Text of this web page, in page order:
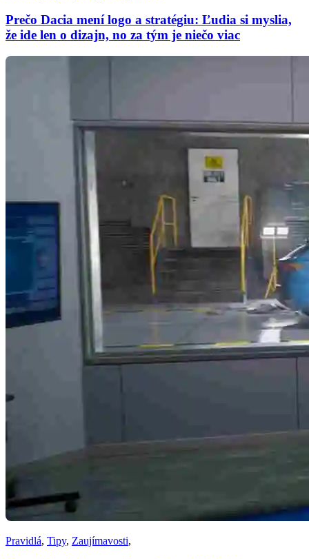
Prečo Dacia mení logo a stratégiu: Ľudia si myslia,
že ide len o dizajn, no za tým je niečo viac
Pravidlá, Tipy, Zaujímavosti,